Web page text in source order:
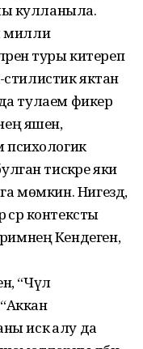
кулланыла.
милли
туры китереп
яктан
тулаем фикер
яшен,
психологик
тискәре яки
мөмкин. Нигездә,
контексты
Кендеген,
“Чүл
искә алу да